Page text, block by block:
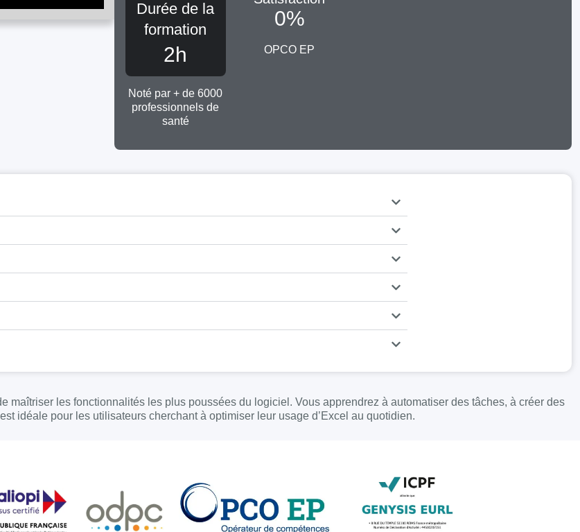
Durée de la
formation
2h
Noté par + de 6000
professionnels de
santé
0%
OPCO EP
maîtriser les fonctionnalités les plus poussées du logiciel. Vous apprendrez à automatiser des tâches, à créer des
idéale pour les utilisateurs cherchant à optimiser leur usage d’Excel au quotidien.